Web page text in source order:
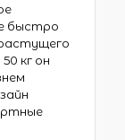
быстро
кг он